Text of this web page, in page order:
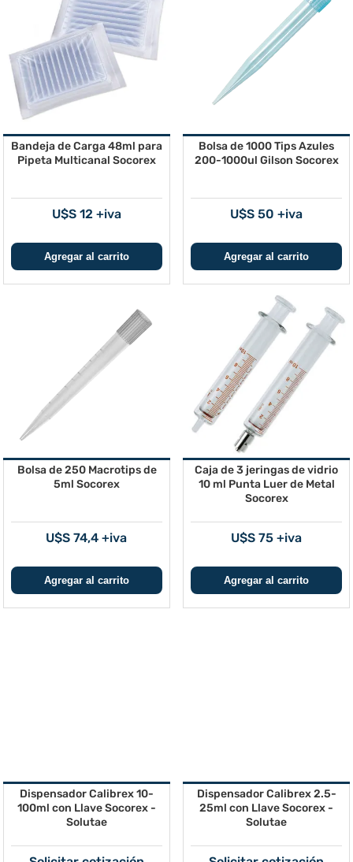
Bandeja de Carga 48ml para
Pipeta Multicanal Socorex
U$S 12 +iva
Bolsa de 1000 Tips Azules
200-1000ul Gilson Socorex
U$S 50 +iva
Bolsa de 250 Macrotips de
5ml Socorex
U$S 74,4 +iva
Caja de 3 jeringas de vidrio
10 ml Punta Luer de Metal
Socorex
U$S 75 +iva
Dispensador Calibrex 10-
100ml con Llave Socorex -
Solutae
Dispensador Calibrex 2.5-
25ml con Llave Socorex -
Solutae